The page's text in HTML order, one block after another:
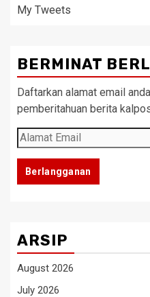
My Tweets
BERMINAT
Daftarkan alamat email
pemberitahuan berita
Alamat
Email
Berlangganan
ARSIP
August 2026
July 2026